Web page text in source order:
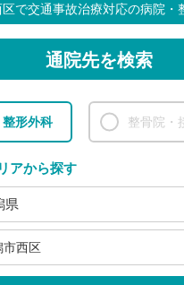
区で交通事故治療対応の病院・
通院先を検索
整形外科 整骨院・
アから探す
県
市西区